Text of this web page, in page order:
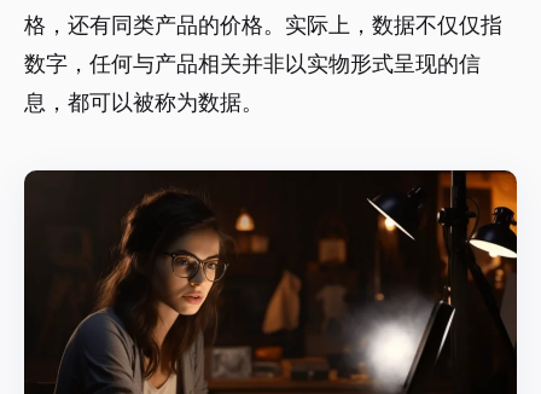
格，还有同类产品的价格。实际上，数据不仅仅指
数字，任何与产品相关并非以实物形式呈现的信
息，都可以被称为数据。